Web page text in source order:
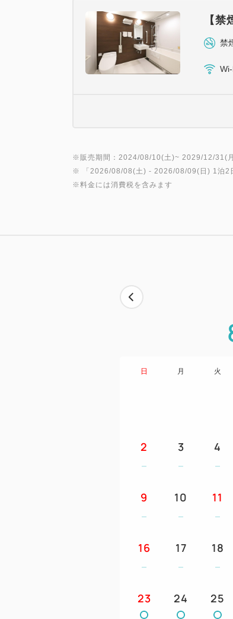
【
禁
※販売期間：2024/08/10(土)~ 2029/12/31(
※ 「 2026/08/08(土) - 2026/08/09(日) 1泊2
※料金には消費税を含みます
日 月 火
2 3 4
9 10 11
16 17 18
23 24 25